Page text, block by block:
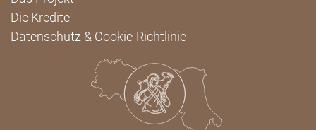
Die Kredite
Datenschutz & Cookie-Richtlinie